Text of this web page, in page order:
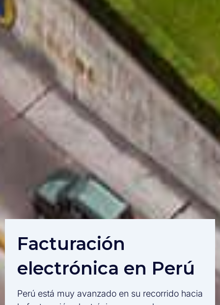
Facturación
electrónica en Perú
Perú está muy avanzado en su recorrido hacia